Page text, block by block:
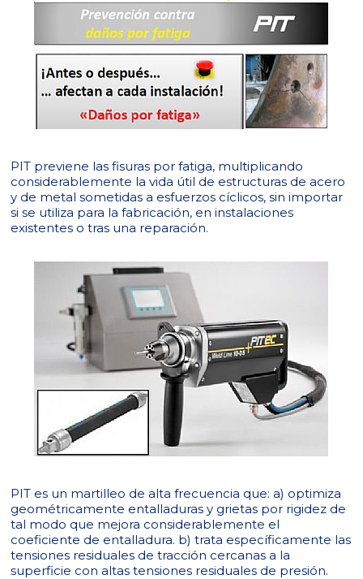
PIT previene las fisuras por fatiga, multiplicando
considerablemente la vida útil de estructuras de acero
y de metal sometidas a esfuerzos cíclicos, sin importar
si se utiliza para la fabricación, en instalaciones
existentes o tras una reparación.
PIT es un martilleo de alta frecuencia que: a) optimiza
geométricamente entalladuras y grietas por rigidez de
tal modo que mejora considerablemente el
coeficiente de entalladura. b) trata específicamente las
tensiones residuales de tracción cercanas a la
superficie con altas tensiones residuales de presión.